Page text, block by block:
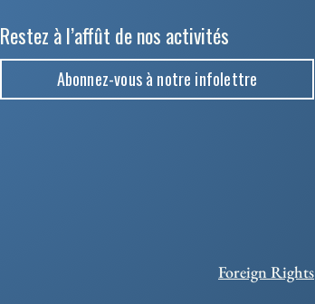
Restez à l’affût de nos activités
Abonnez-vous à notre infolettre
Foreign Rights